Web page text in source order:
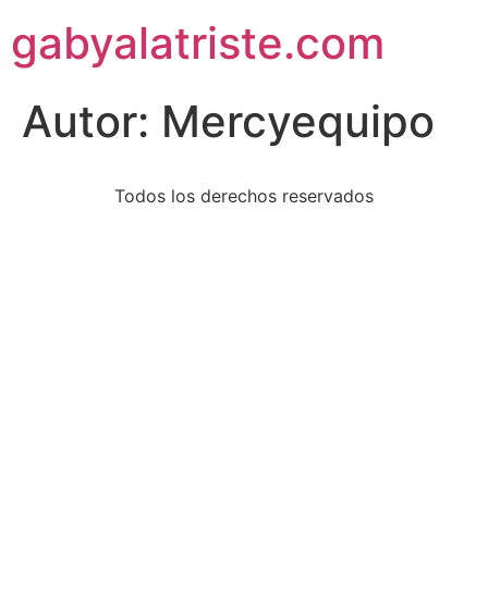
gabyalatriste.com
Autor: Mercyequipo
Todos los derechos reservados